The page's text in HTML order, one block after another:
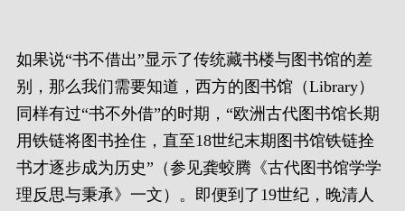
如果说“书不借出”显示了传统藏书楼与图书馆的差
别，那么我们需要知道，西方的图书馆（Library）
同样有过“书不外借”的时期，“欧洲古代图书馆长期
用铁链将图书拴住，直至18世纪末期图书馆铁链拴
书才逐步成为历史”（参见龚蛟腾《古代图书馆学学
理反思与秉承》一文）。即便到了19世纪，晚清人